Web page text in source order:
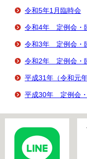
令和5年1月臨時会
令和4年 定例会・
令和3年 定例会・
令和2年 定例会・
平成31年（令和元
平成30年 定例会